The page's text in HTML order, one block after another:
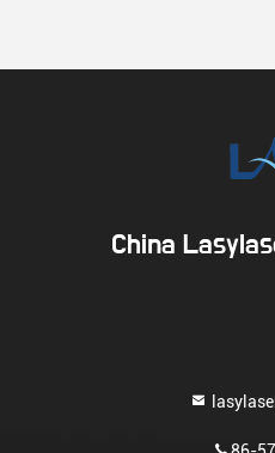
China